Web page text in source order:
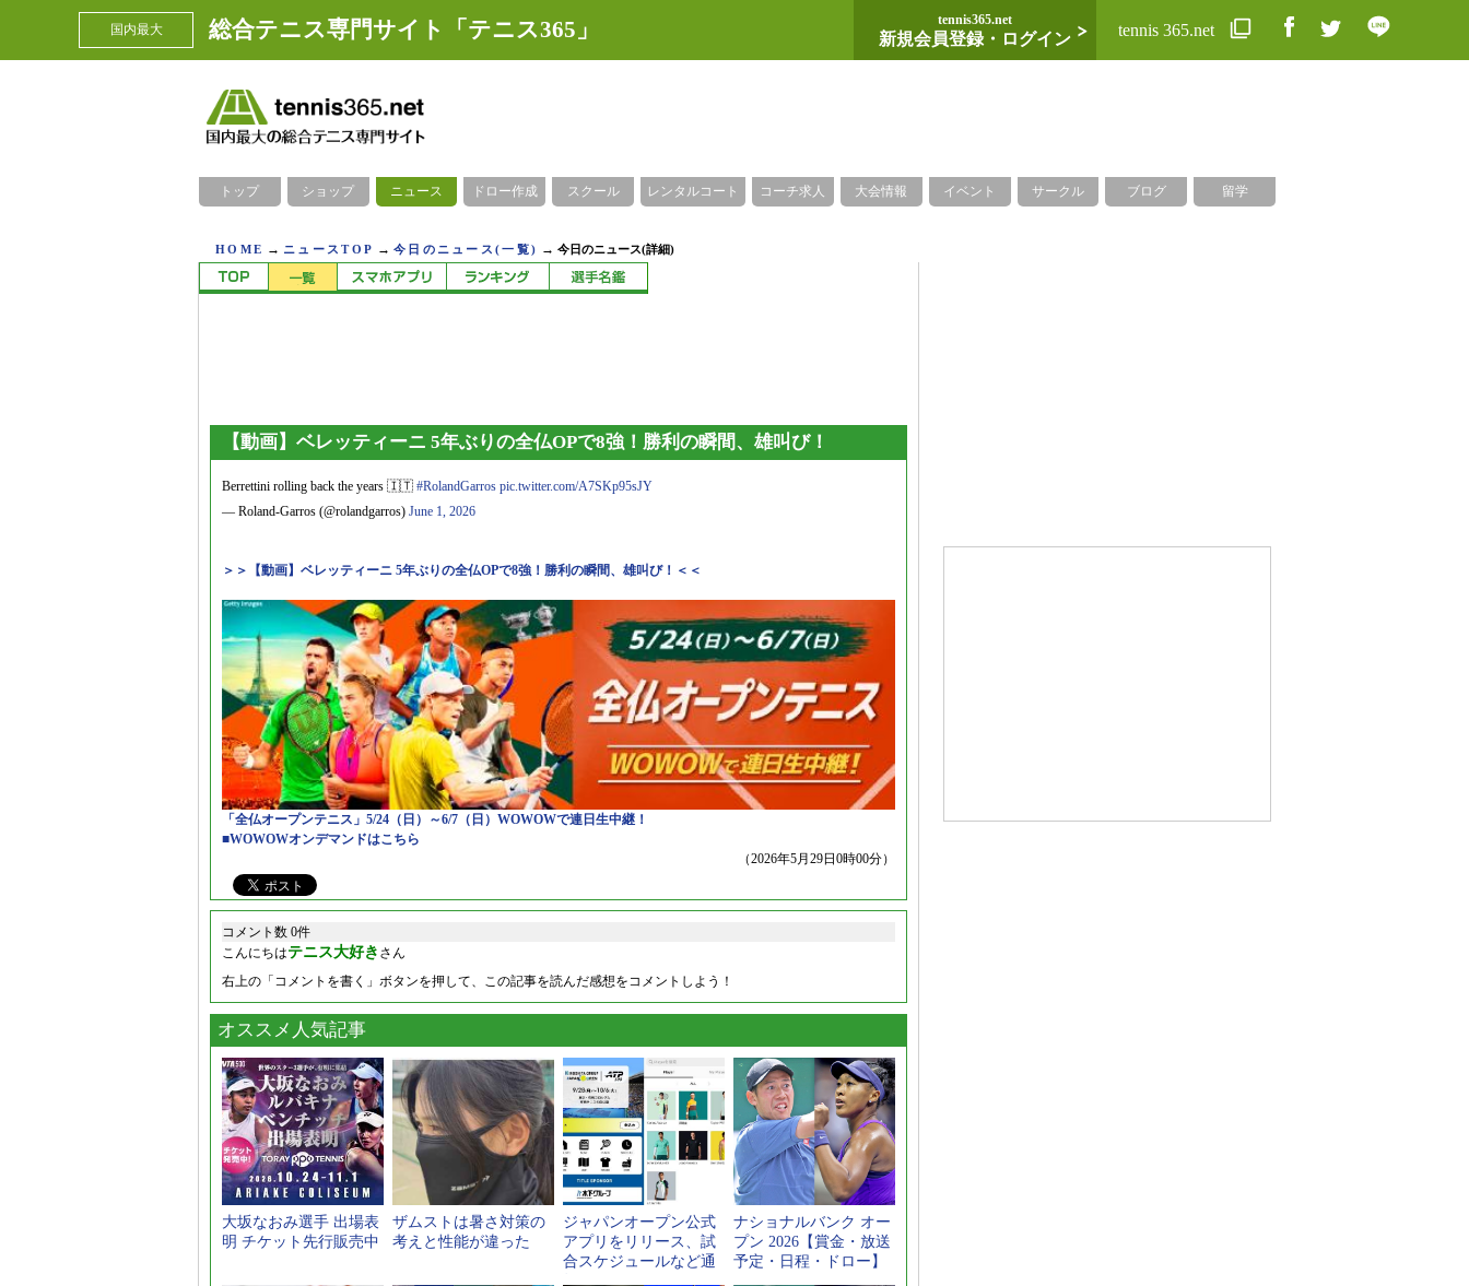
国内最大 総合テニス専門サイト「テニス365」 tennis365.net
新規会員登録・ログイン tennis 365.net
トップ ショップ ニュース ドロー作成 スクール レンタルコート コーチ求人 大会情報 イベント サークル ブログ 留学
HOME → ニュースTOP →今日のニュース(一覧) →今日のニュース(詳細)
【動画】ベレッティーニ 5年ぶりの全仏OPで8強！勝利の瞬間、雄叫び！
Berrettini rolling back the years 🇮🇹 #RolandGarros pic.twitter.com/A7SKp95sJY
— Roland-Garros (@rolandgarros) June 1, 2026
＞＞【動画】ベレッティーニ 5年ぶりの全仏OPで8強！勝利の瞬間、雄叫び！＜＜
「全仏オープンテニス」5/24（日）～6/7（日）WOWOWで連日生中継！
■WOWOWオンデマンドはこちら
（2026年5月29日0時00分）
コメント数 0件
こんにちはテニス大好き さん
右上の「コメントを書く」ボタンを押して、この記事を読んだ感想をコメントしよう！
オススメ人気記事
大坂なおみ選手 出場表
明 チケット先行販売中
ザムストは暑さ対策の
考えと性能が違った
ジャパンオープン公式
アプリをリリース、試
合スケジュールなど通
ナショナルバンク オー
プン 2026【賞金・放送
予定・日程・ドロー】